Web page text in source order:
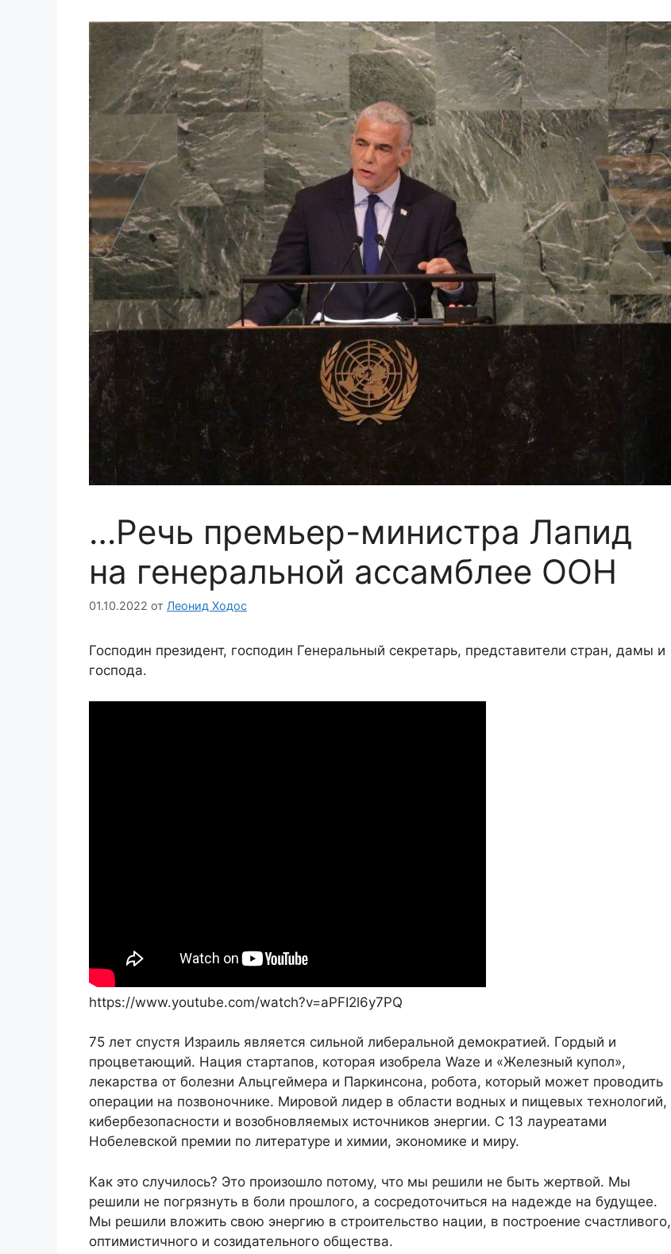
…Речь премьер-министра Лапид
на генеральной ассамблее ООН
01.10.2022 от Леонид Ходос
Господин президент, господин Генеральный секретарь, представители стран, дамы и
господа.
https://www.youtube.com/watch?v=aPFI2l6y7PQ
75 лет спустя Израиль является сильной либеральной демократией. Гордый и
процветающий. Нация стартапов, которая изобрела Waze и «Железный купол»,
лекарства от болезни Альцгеймера и Паркинсона, робота, который может проводить
операции на позвоночнике. Мировой лидер в области водных и пищевых технологий,
кибербезопасности и возобновляемых источников энергии. С 13 лауреатами
Нобелевской премии по литературе и химии, экономике и миру.
Как это случилось? Это произошло потому, что мы решили не быть жертвой. Мы
решили не погрязнуть в боли прошлого, а сосредоточиться на надежде на будущее.
Мы решили вложить свою энергию в строительство нации, в построение счастливого,
оптимистичного и созидательного общества.